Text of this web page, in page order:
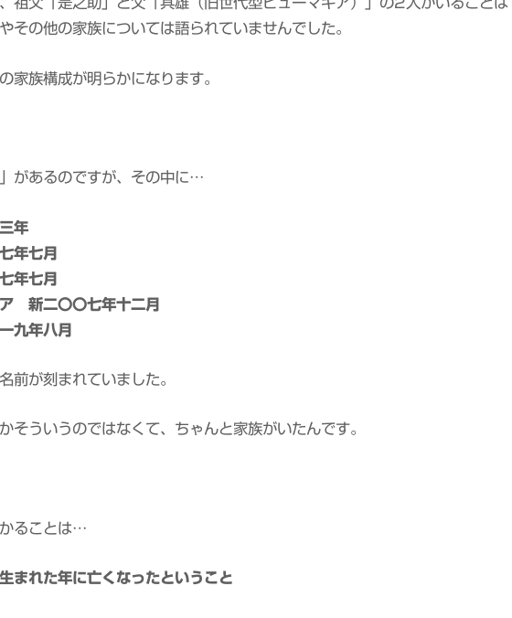
その他の家族については語られていませんでした。
家族構成が明らかになります。
があるのですが、その中に…
年
年七月
年七月
新二〇〇七年十二月
九年八月
前が刻まれていました。
そういうのではなくて、ちゃんと家族がいたんです。
ることは…
まれた年に亡くなったということ